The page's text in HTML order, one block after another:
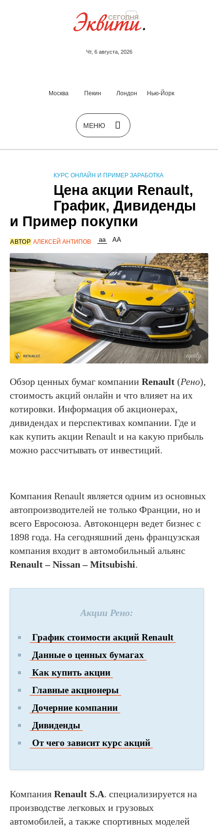
Чт, 6 августа, 2026
Москва Пекин Лондон Нью-Йорк
КУРС ОНЛАЙН И ПРИМЕР ЗАРАБОТКА
Цена акции Renault,
График, Дивиденды
и Пример покупки
АВТОР АЛЕКСЕЙ АНТИПОВ
Обзор ценных бумаг компании Renault (Рено),
стоимость акций онлайн и что влияет на их
котировки. Информация об акционерах,
дивидендах и перспективах компании. Где и
как купить акции Renault и на какую прибыль
можно рассчитывать от инвестиций.
Компания Renault является одним из основных
автопроизводителей не только Франции, но и
всего Евросоюза. Автоконцерн ведет бизнес с
1898 года. На сегодняшний день французская
компания входит в автомобильный альянс
Renault – Nissan – Mitsubishi.
Акции Рено:
График стоимости акций Renault
Данные о ценных бумагах
Как купить акции
Главные акционеры
Дочерние компании
Дивиденды
От чего зависит курс акций
Компания Renault S.A. специализируется на
производстве легковых и грузовых
автомобилей, а также спортивных моделей